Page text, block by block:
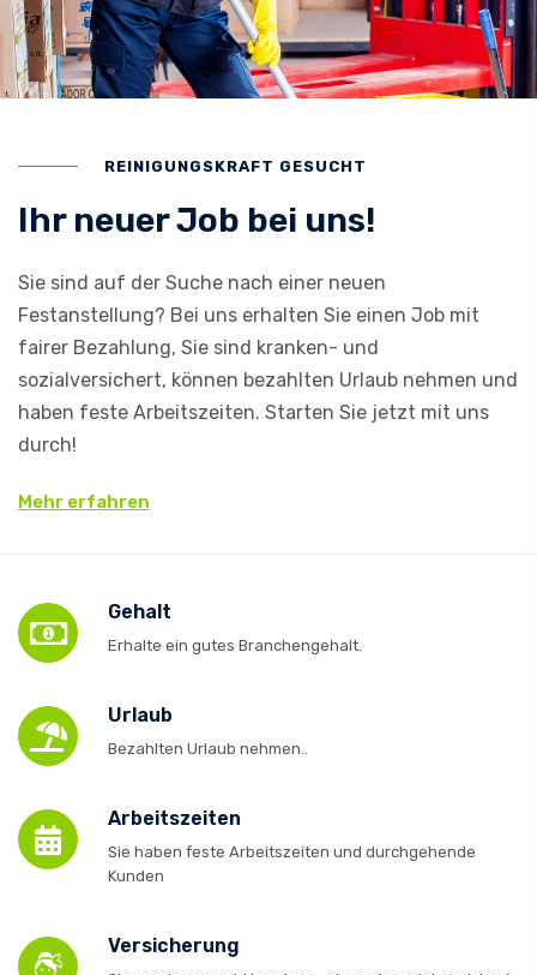
REINIGUNGSKRAFT GESUCHT
Ihr neuer Job bei uns!
Sie sind auf der Suche nach einer neuen
Festanstellung? Bei uns erhalten Sie einen Job mit
fairer Bezahlung, Sie sind kranken- und
sozialversichert, können bezahlten Urlaub nehmen und
haben feste Arbeitszeiten. Starten Sie jetzt mit uns
durch!
Mehr erfahren
Gehalt
Erhalte ein gutes Branchengehalt.
Urlaub
Bezahlten Urlaub nehmen..
Arbeitszeiten
Sie haben feste Arbeitszeiten und durchgehende
Kunden
Versicherung